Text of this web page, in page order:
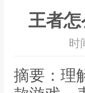
王者
时
摘要：理